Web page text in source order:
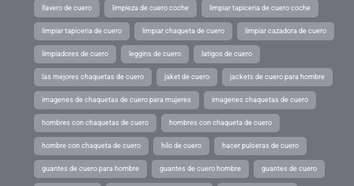
llavero de cuero limpieza de cuero coche limpiar tapiceria de cuero coche
limpiar tapiceria de cuero limpiar chaqueta de cuero limpiar cazadora de cuero
limpiadores de cuero leggins de cuero latigos de cuero
las mejores chaquetas de cuero jaket de cuero jackets de cuero para hombre
imagenes de chaquetas de cuero para mujeres imagenes chaquetas de cuero
hombres con chaquetas de cuero hombres con chaqueta de cuero
hombre con chaqueta de cuero hilo de cuero hacer pulseras de cuero
guantes de cuero para hombre guantes de cuero hombre guantes de cuero